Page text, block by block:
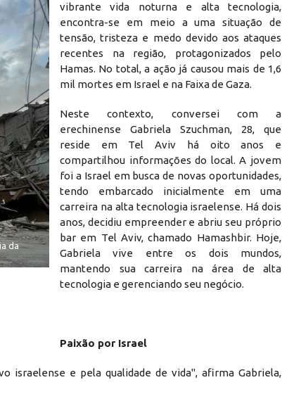
da
Destruição em larga escala. Míssil disparado pelo
erech
vibrante vida noturna e alta tecnologia,
encontra-se em meio a uma situação de
tensão, tristeza e medo devido aos ataques
recentes na região, protagonizados pelo
Hamas. No total, a ação já causou mais de 1,6
mil mortes em Israel e na Faixa de Gaza.
Neste contexto, conversei com a
erechinense Gabriela Szuchman, 28, que
reside em Tel Aviv há oito anos e
compartilhou informações do local. A jovem
foi a Israel em busca de novas oportunidades,
tendo embarcado inicialmente em uma
carreira na alta tecnologia israelense. Há dois
anos, decidiu empreender e abriu seu próprio
bar em Tel Aviv, chamado Hamashbir. Hoje,
Gabriela vive entre os dois mundos,
mantendo sua carreira na área de alta
tecnologia e gerenciando seu negócio.
Paixão por Israel
israelense e pela qualidade de vida", afirma Gabriela,